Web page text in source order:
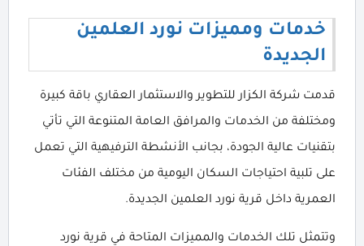
خدمات ومميزات نورد العلمين
الجديدة
قدمت شركة الكزار للتطوير والاستثمار العقاري باقة كبيرة
ومختلفة من الخدمات والمرافق العامة المتنوعة التي تأتي
بتقنيات عالية الجودة، بجانب الأنشطة الترفيهية التي تعمل
على تلبية احتياجات السكان اليومية من مختلف الفئات
العمرية داخل قرية نورد العلمين الجديدة.
وتتمثل تلك الخدمات والمميزات المتاحة في قرية نورد